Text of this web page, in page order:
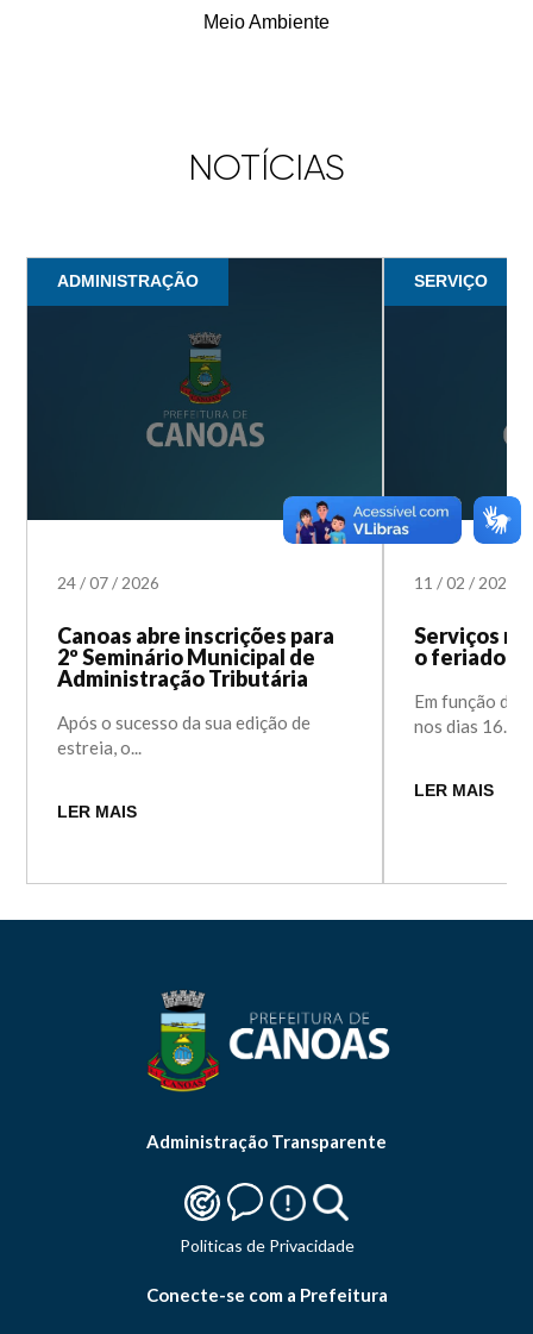
Meio Ambiente
NOTÍCIAS
ADMINISTRAÇÃO
24 /07 /2026
Canoas abre inscrições para
2º Seminário Municipal de
Administração Tributária
Após o sucesso da sua edição de
estreia, o...
LER MAIS
SERVIÇO
11 /02 /2026
Serviços
o feriado
Em função do
nos dias 16...
LER MAIS
Administração Transparente
Politicas de Privacidade
Conecte-se com a Prefeitura